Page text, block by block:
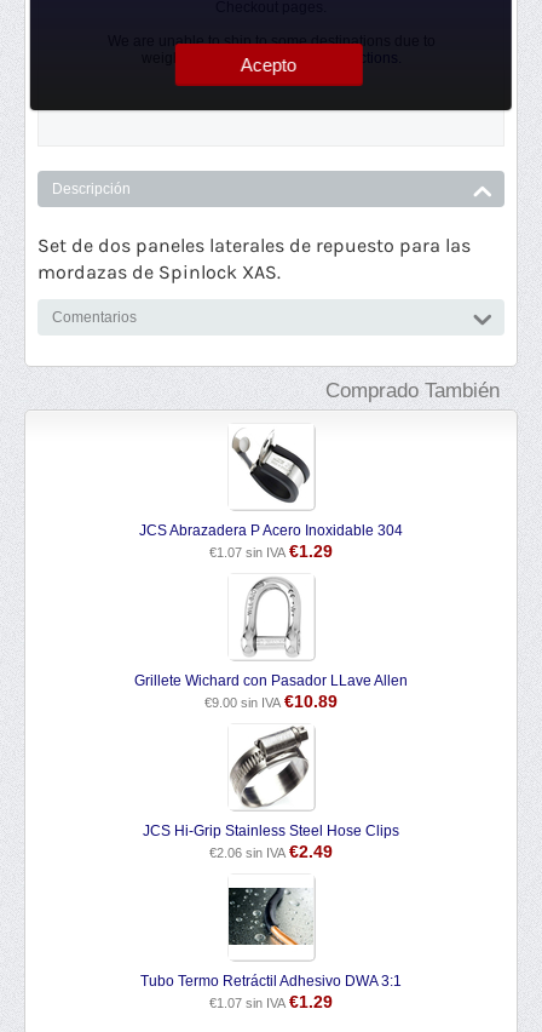
We are unable to ship to some destinations due to
weight/volume orShipping Restrictions.
Descripción
Set de dos paneles laterales de repuesto para las
mordazas de Spinlock XAS.
Comentarios
Comprado También
JCS Abrazadera P Acero Inoxidable 304
€1.07 sin IVA €1.29
Grillete Wichard con Pasador LLave Allen
€9.00 sin IVA €10.89
JCS Hi-Grip Stainless Steel Hose Clips
€2.06 sin IVA €2.49
Tubo Termo Retráctil Adhesivo DWA 3:1
€1.07 sin IVA €1.29
Acepto